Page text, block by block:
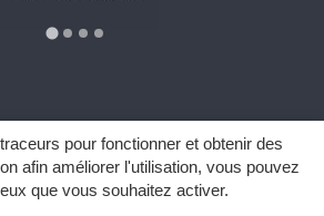
Plan du site
Légales
personnelles
pour fonctionner et obtenir des
afin améliorer l'utilisation, vous pouvez
que vous souhaitez activer.